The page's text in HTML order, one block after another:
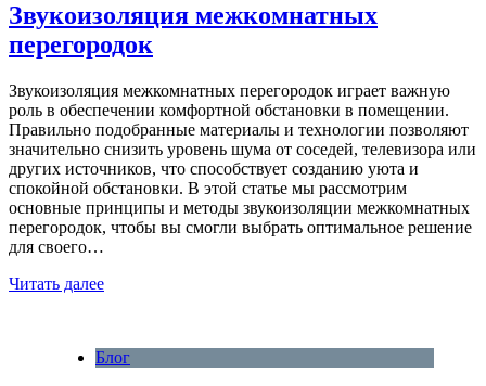
Звукоизоляция межкомнатных
перегородок
Звукоизоляция межкомнатных перегородок играет важную
роль в обеспечении комфортной обстановки в помещении.
Правильно подобранные материалы и технологии позволяют
значительно снизить уровень шума от соседей, телевизора или
других источников, что способствует созданию уюта и
спокойной обстановки. В этой статье мы рассмотрим
основные принципы и методы звукоизоляции межкомнатных
перегородок, чтобы вы смогли выбрать оптимальное решение
для своего…
Читать далее
Блог